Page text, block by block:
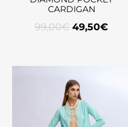
CARDIGAN
99,00€ 49,50€